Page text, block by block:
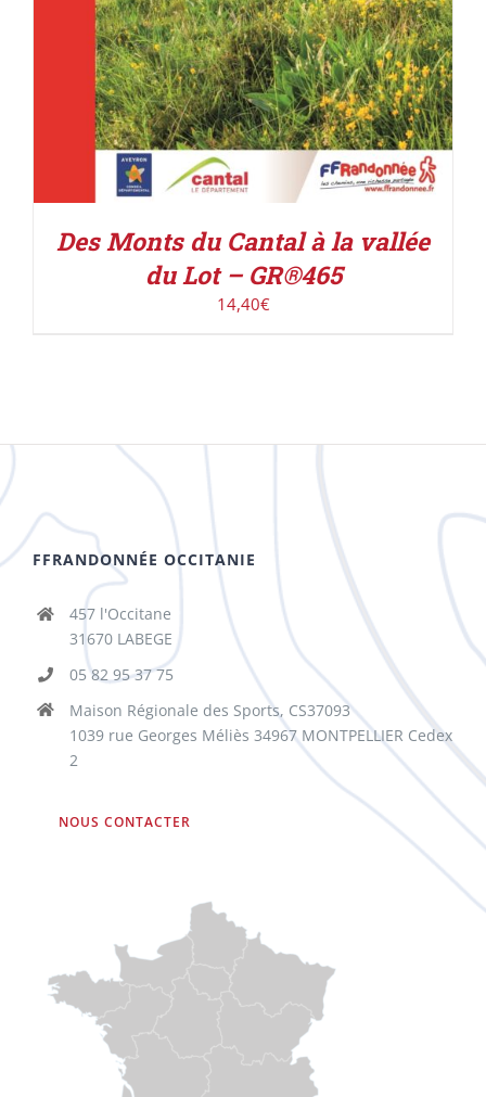
Des Monts du Cantal à la vallée
du Lot – GR®465
14,40€
FFRANDONNÉE OCCITANIE
457 l'Occitane
31670 LABEGE
05 82 95 37 75
Maison Régionale des Sports, CS37093
1039 rue Georges Méliès 34967 MONTPELLIER Cedex
2
NOUS CONTACTER